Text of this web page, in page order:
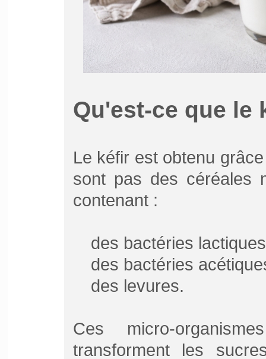
Qu'est-ce que le
Le kéfir est obtenu
sont pas des céréales
contenant :
des bactéries
des bactéries
des levures.
Ces micro-
transforment les